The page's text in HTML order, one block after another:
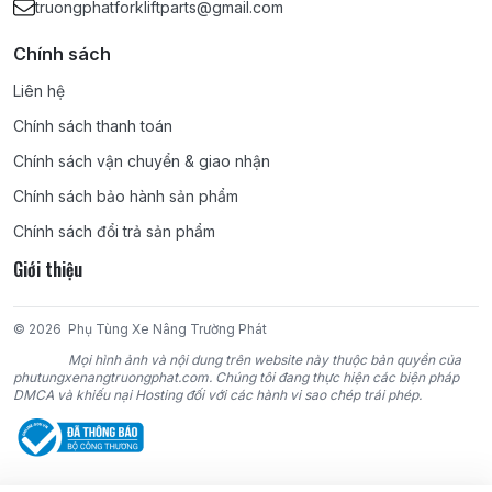
4G64, 4DR5, 4DQ5, 4DQ7, S4Q2, S4E, S4E2, S4S, 6DR5, S6S,
KOMATSU:
6D125;
TCM:
4FA1, 4FE1, C190, C221, C240, 4BC2, 4LB1, 4JG2, 6BB1,
NISSAN:D11, J15, J16, A12, A15, Z24, H20, H21-II, H15, H25, K15,
YANMAR:4TNE98, 4TNE94, 4TNE94L, 4TNV94L;
DAEWOO:DC24, GC24, D427, DB33A;
truongphatforkliftparts@gmail.com
Chính sách
Liên hệ
Chính sách thanh toán
Chính sách vận chuyển & giao nhận
Chính sách bảo hành sản phẩm
Chính sách đổi trả sản phẩm
Giới thiệu
© 2026 Phụ Tùng Xe Nâng Trường Phát
Mọi hình ảnh và nội dung trên website này thuộc bản quyền của
phutungxenangtruongphat.com. Chúng tôi đang thực hiện các biện pháp
DMCA và khiếu nại Hosting đối với các hành vi sao chép trái phép.